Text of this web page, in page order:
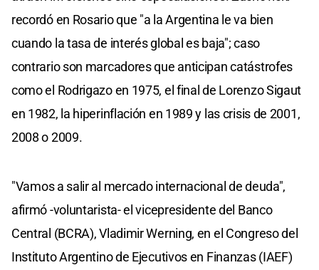
recordó en Rosario que "a la Argentina le va bien
cuando la tasa de interés global es baja"; caso
contrario son marcadores que anticipan catástrofes
como el Rodrigazo en 1975, el final de Lorenzo Sigaut
en 1982, la hiperinflación en 1989 y las crisis de 2001,
2008 o 2009.
"Vamos a salir al mercado internacional de deuda",
afirmó -voluntarista- el vicepresidente del Banco
Central (BCRA), Vladimir Werning, en el Congreso del
Instituto Argentino de Ejecutivos en Finanzas (IAEF)